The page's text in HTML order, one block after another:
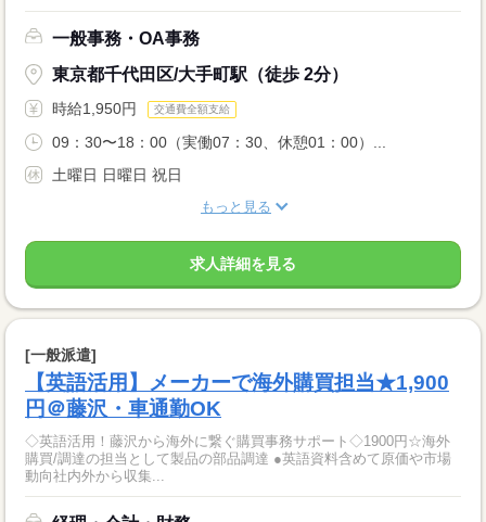
一般事務・OA事務
東京都千代田区/大手町駅（徒歩 2分）
時給1,950円 交通費全額支給
09：30〜18：00（実働07：30、休憩01：00）...
土曜日 日曜日 祝日
もっと見る
求人詳細を見る
[一般派遣]
【英語活用】メーカーで海外購買担当★1,900
円＠藤沢・車通勤OK
◇英語活用！藤沢から海外に繋ぐ購買事務サポート◇1900円☆海外
購買/調達の担当として製品の部品調達 ●英語資料含めて原価や市場
動向社内外から収集...